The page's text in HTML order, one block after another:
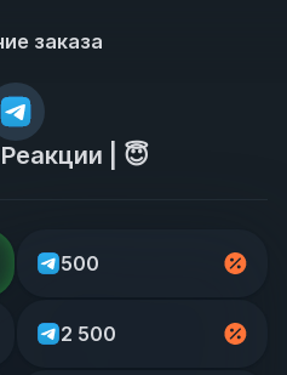
заказа
| 😇
500
2 500